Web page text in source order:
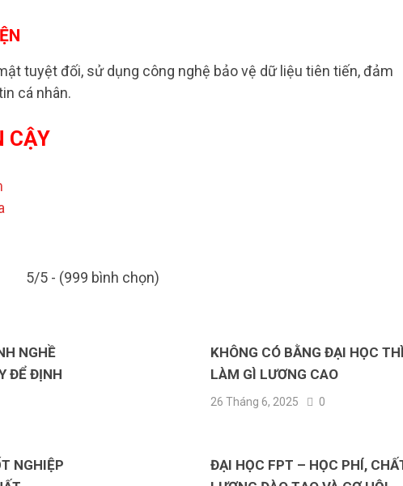
tuyệt đối, sử dụng công nghệ bảo vệ dữ liệu tiên tiến, đảm
cá nhân.
CẬY
5/5 - (999 bình chọn)
NGHỀ
ĐỂ ĐỊNH
KHÔNG CÓ BẰNG ĐẠI HỌC THÌ
LÀM GÌ LƯƠNG CAO
26 Tháng 6, 2025 0
NGHIỆP
ĐẠI HỌC FPT – HỌC PHÍ,